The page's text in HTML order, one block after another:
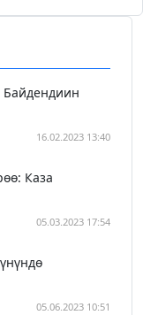
16.02.2023 13:40
Каза
05.03.2023 17:54
05.06.2023 10:51